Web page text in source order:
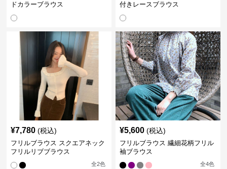
ドカラーブラウス
付きレースブラウス
¥7,780 (税込)
フリルブラウス スクエアネック
フリルリブブラウス
全2色
¥5,600 (税込)
フリルブラウス 繊細花柄フリル
袖ブラウス
全4色